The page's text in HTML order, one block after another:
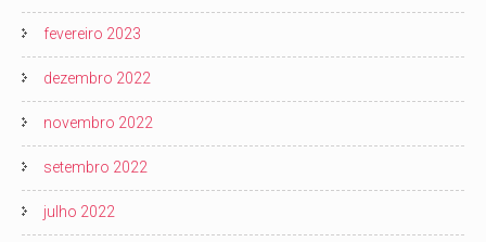
fevereiro 2023
dezembro 2022
novembro 2022
setembro 2022
julho 2022